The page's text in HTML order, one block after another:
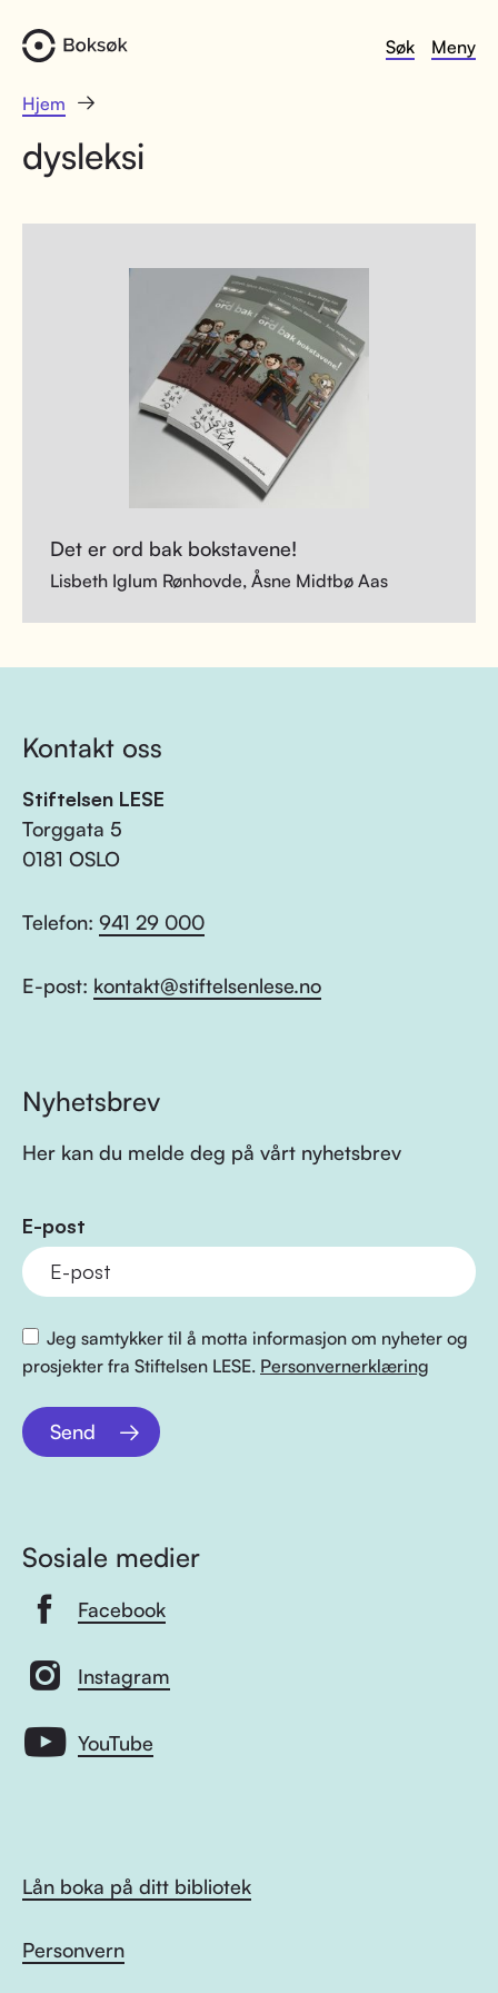
Søk Meny
Hjem
dysleksi
Det er ord bak bokstavene!
Lisbeth Iglum Rønhovde, Åsne Midtbø Aas
Kontakt oss
Stiftelsen LESE
Torggata 5
0181 OSLO
Telefon: 941 29 000
E-post: kontakt@stiftelsenlese.no
Nyhetsbrev
Her kan du melde deg på vårt nyhetsbrev
E-post
Jeg samtykker til å motta informasjon om nyheter og
prosjekter fra Stiftelsen LESE. Personvernerklæring
Send
Sosiale medier
Facebook
Instagram
YouTube
Lån boka på ditt bibliotek
Personvern